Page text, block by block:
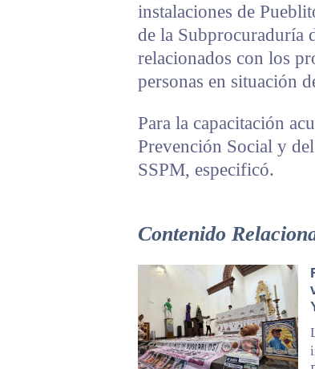
instalaciones de
de la Subprocuraduría
relacionados con los
personas en situación
Para la capacitación
Prevención Social y
SSPM, especificó.
Contenido